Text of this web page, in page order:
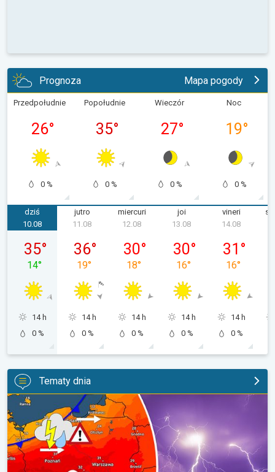
Prognoza Mapa pogody
Przedpołudnie
26°
0 %
Popołudnie
35°
0 %
Wieczór
27°
0 %
Noc
19°
0 %
dziś
luni, 10.08
10.08
35°
14°
14 h
0 %
jutro
11.08
36°
19°
14 h
0 %
miercuri
12.08
30°
18°
14 h
0 %
joi
13.08
30°
16°
14 h
0 %
vineri
14.08
31 °
16°
14 h
0 %
Tematy dnia
Upał, burze i kolejne ochłodzenie. Ostrzeżenie pogodowe. . .